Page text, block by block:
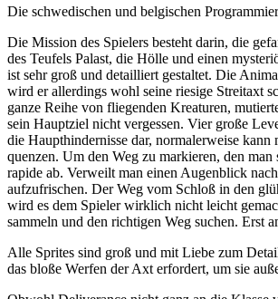
Die schwedischen und belgischen
Die Mission des Spielers besteht darin, die
des Teufels Palast, die Hölle und einen
ist sehr groß und detailliert gestaltet. Die
wird er allerdings wohl seine riesige Streitaxt
ganze Reihe von fliegenden Kreaturen,
sein Hauptziel nicht vergessen. Vier große
die Haupthindernisse dar, normalerweise
quenzen. Um den Weg zu markieren, den
rapide ab. Verweilt man einen Augenblick
aufzufrischen. Der Weg vom Schloß in den
wird es dem Spieler wirklich nicht leicht
sammeln und den richtigen Weg suchen. Erst
Alle Sprites sind groß und mit Liebe zum
das bloße Werfen der Axt erfordert, um sie